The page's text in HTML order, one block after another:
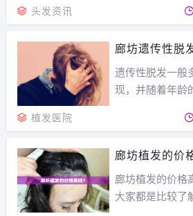
间捐物，表现出危难时刻为国济困的
雍禾老张在植发业11年了，第一次看
行动。之所以说“真公益”，是因为之前
头发资讯
廊坊遗传性脱
遗传性脱发一般
现，并随着年龄
方将可能不再
廊坊怎么挑选遗
传性脱发的原因
发治疗医院在挑
植发医院
廊坊植发的价
廊坊植发的价格
大家都是比较了